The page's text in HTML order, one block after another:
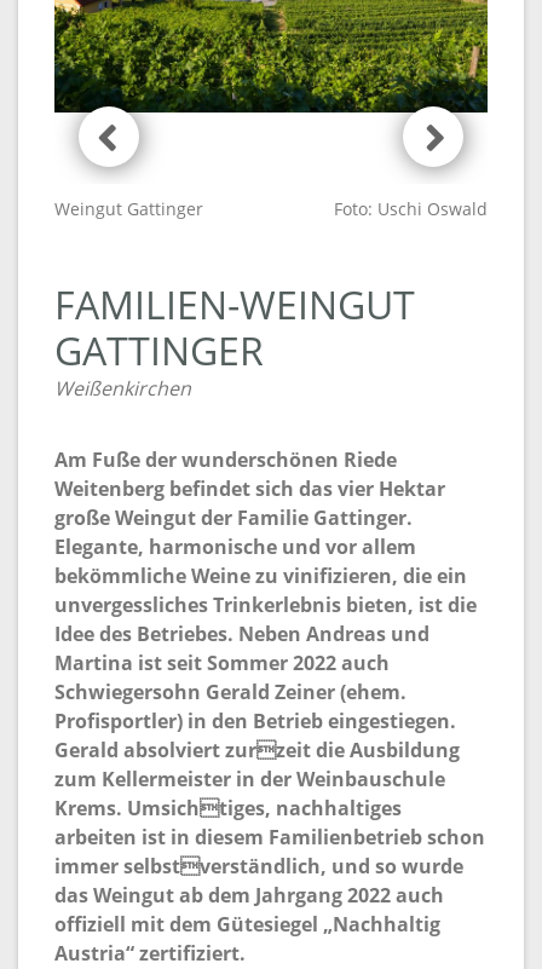
Weingut Gattinger Foto: Uschi Oswald
FAMILIEN-WEINGUT
GATTINGER
Weißenkirchen
Am Fuße der wunderschönen Riede
Weitenberg befindet sich das vier Hektar
große Weingut der Familie Gattinger.
Elegante, harmonische und vor allem
bekömmliche Weine zu vinifizieren, die ein
unvergessliches Trinkerlebnis bieten, ist die
Idee des Betriebes. Neben Andreas und
Martina ist seit Sommer 2022 auch
Schwiegersohn Gerald Zeiner (ehem.
Profisportler) in den Betrieb eingestiegen.
Gerald absolviert zurzeit die Ausbildung
zum Kellermeister in der Weinbauschule
Krems. Umsichtiges, nachhaltiges
arbeiten ist in diesem Familienbetrieb schon
immer selbstverständlich, und so wurde
das Weingut ab dem Jahrgang 2022 auch
offiziell mit dem Gütesiegel „Nachhaltig
Austria“ zertifiziert.